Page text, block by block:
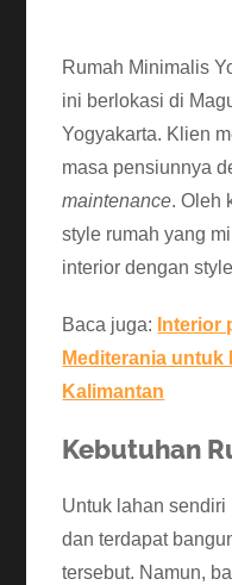
Rumah Minimalis
ini berlokasi di
Yogyakarta. Klien
masa pensiunnya
maintenance. Oleh
style rumah yang
interior dengan
Baca juga: Interior
Mediterania untuk
Kalimantan
Kebutuhan
Untuk lahan
dan terdapat
tersebut. Namun,